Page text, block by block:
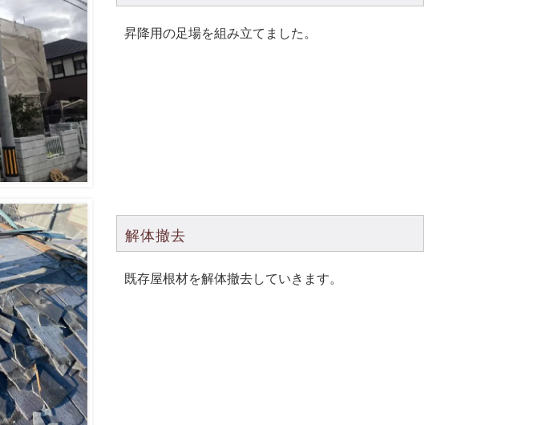
昇降用の足場を組み立てました。
解体撤去
既存屋根材を解体撤去していきます。